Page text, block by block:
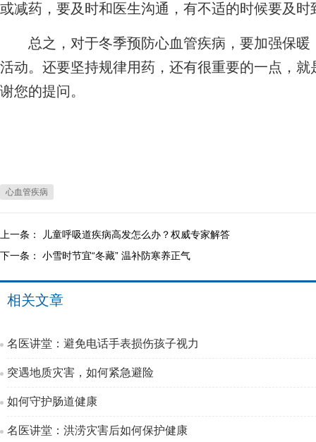
或减药，要及时和医生沟通，有不适的时候要及时
总之，对于冬季预防心血管疾病，要加强保暖
活动。还要坚持规律用药，还有很重要的一点，
谢您的提问。
心血管疾病
上一条：
儿童呼吸道疾病高发怎么办？权威专家解答
下一条： 小雪时节宜“冬藏” 温补防寒养正气
相关文章
名医讲堂：避免电话手表损伤孩子视力
突遇地质灾害，如何紧急避险
如何守护肠道健康
名医讲堂：洪涝灾害后如何保护健康